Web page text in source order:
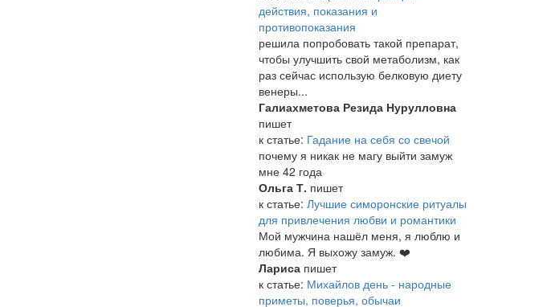
действия, показания и
противопоказания
решила попробовать такой препарат,
чтобы улучшить свой метаболизм, как
раз сейчас использую белковую диету
венеры...
Галиахметова Резида Нурулловна
пишет
к статье: Гадание на себя со свечой
почему я никак не магу выйти замуж
мне 42 года
Ольга Т. пишет
к статье: Лучшие симоронские ритуалы
для привлечения любви и романтики
Мой мужчина нашёл меня, я люблю и
любима. Я выхожу замуж. ❤️
Ларисапишет
к статье: Михайлов день - народные
приметы, поверья, обычаи